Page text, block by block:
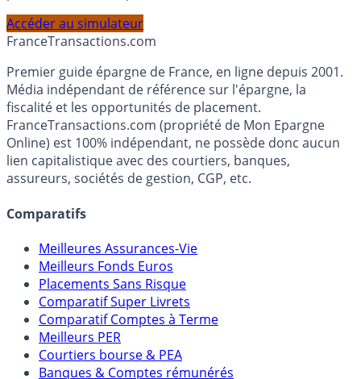
profil et horizon de placement.
FranceTransactions.com
Premier guide épargne de France, en ligne depuis 2001.
Média indépendant de référence sur l'épargne, la
fiscalité et les opportunités de placement.
FranceTransactions.com (propriété de Mon Epargne
Online) est 100% indépendant, ne possède donc aucun
assureurs, sociétés de gestion, CGP, etc.
Comparatifs
Meilleures Assurances-Vie
Meilleurs Fonds Euros
Placements Sans Risque
Comparatif Super Livrets
Comparatif Comptes à Terme
Meilleurs PER